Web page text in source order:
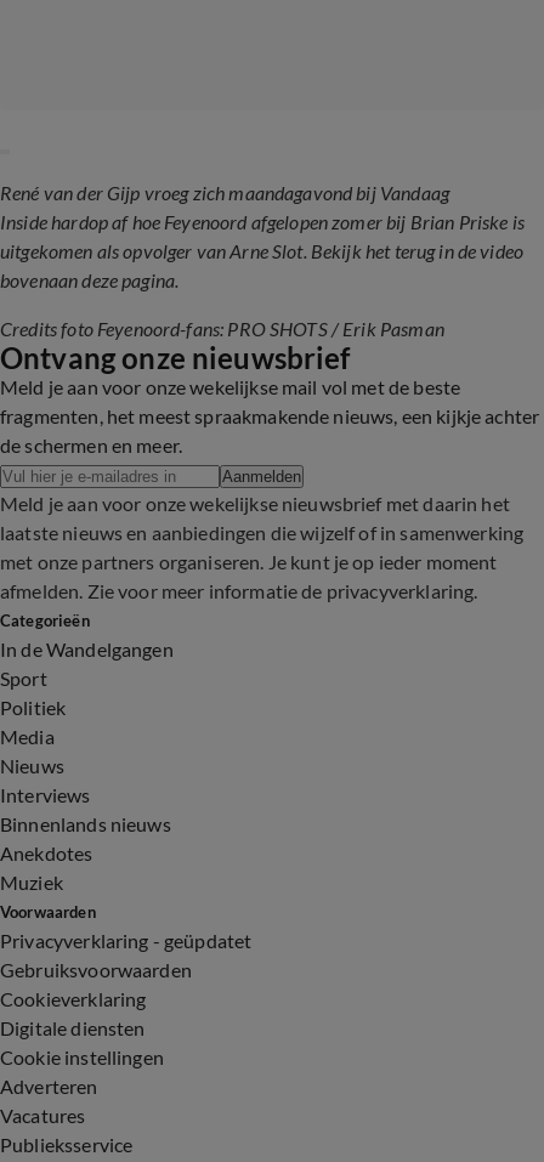
René van der Gijp vroeg zich maandagavond bij Vandaag
Inside hardop af hoe Feyenoord afgelopen zomer bij Brian Priske is
uitgekomen als opvolger van Arne Slot. Bekijk het terug in de video
bovenaan deze pagina.
Credits foto Feyenoord-fans: PRO SHOTS / Erik Pasman
Ontvang onze nieuwsbrief
Meld je aan voor onze wekelijkse mail vol met de beste
fragmenten, het meest spraakmakende nieuws, een kijkje achter
de schermen en meer.
Aanmelden
Meld je aan voor onze wekelijkse nieuwsbrief met daarin het
laatste nieuws en aanbiedingen die wijzelf of in samenwerking
met onze partners organiseren. Je kunt je op ieder moment
afmelden. Zie voor meer informatie de privacyverklaring.
Categorieën
In de Wandelgangen
Sport
Politiek
Media
Nieuws
Interviews
Binnenlands nieuws
Anekdotes
Muziek
Voorwaarden
Privacyverklaring - geüpdatet
Gebruiksvoorwaarden
Cookieverklaring
Digitale diensten
Cookie instellingen
Adverteren
Vacatures
Publieksservice